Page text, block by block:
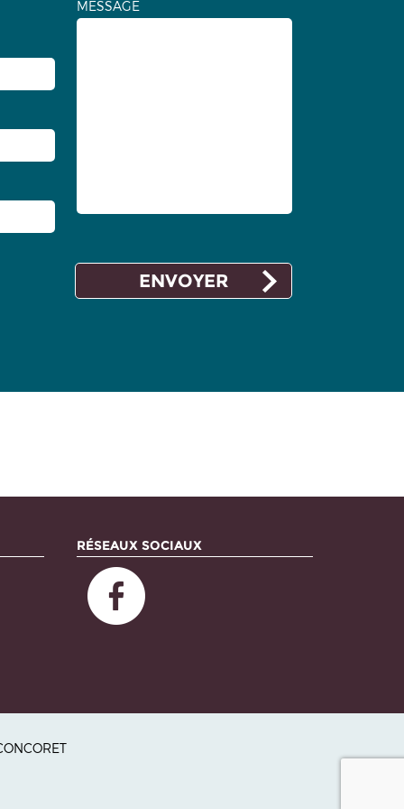
MESSAGE
RÉSEAUX SOCIAUX